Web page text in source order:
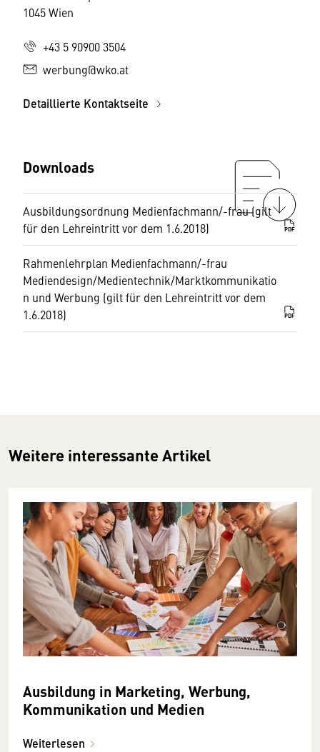
1045 Wien
+43 5 90900 3504
werbung@wko.at
Detaillierte Kontaktseite
Downloads
Ausbildungsordnung Medienfachmann/-frau (gilt
für den Lehreintritt vor dem 1.6.2018)
PDF
Rahmenlehrplan Medienfachmann/-frau
Mediendesign/Medientechnik/Marktkommunikatio
n und Werbung (gilt für den Lehreintritt vor dem
1.6.2018)
PDF
Weitere interessante Artikel
Ausbildung in Marketing, Werbung,
Kommunikation und Medien
Weiterlesen